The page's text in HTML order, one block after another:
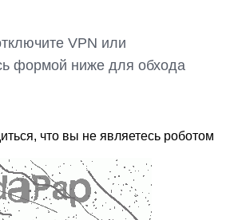
VPN или
формой ниже для обхода
что вы не являетесь роботом